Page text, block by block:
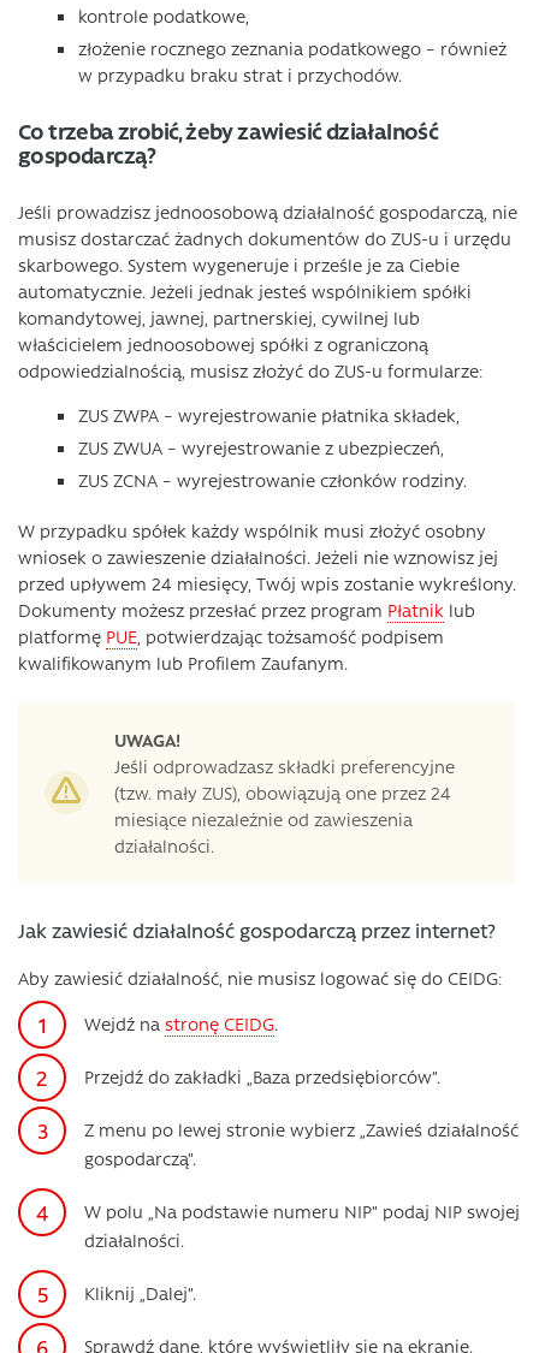
kontrole podatkowe,
złożenie rocznego zeznania podatkowego – również
w przypadku braku strat i przychodów.
Co trzeba zrobić, żeby zawiesić działalność
gospodarczą?
Jeśli prowadzisz jednoosobową działalność gospodarczą, nie
musisz dostarczać żadnych dokumentów do ZUS-u i urzędu
skarbowego. System wygeneruje i prześle je za Ciebie
automatycznie. Jeżeli jednak jesteś wspólnikiem spółki
komandytowej, jawnej, partnerskiej, cywilnej lub
właścicielem jednoosobowej spółki z ograniczoną
odpowiedzialnością, musisz złożyć do ZUS-u formularze:
ZUS ZWPA – wyrejestrowanie płatnika składek,
ZUS ZWUA – wyrejestrowanie z ubezpieczeń,
ZUS ZCNA – wyrejestrowanie członków rodziny.
W przypadku spółek każdy wspólnik musi złożyć osobny
wniosek o zawieszenie działalności. Jeżeli nie wznowisz jej
przed upływem 24 miesięcy, Twój wpis zostanie wykreślony.
Dokumenty możesz przesłać przez program Płatnik lub
platformę PUE, potwierdzając tożsamość podpisem
kwalifikowanym lub Profilem Zaufanym.
UWAGA!
Jeśli odprowadzasz składki preferencyjne
(tzw. mały ZUS), obowiązują one przez 24
miesiące niezależnie od zawieszenia
działalności.
Jak zawiesić działalność gospodarczą przez internet?
Aby zawiesić działalność, nie musisz logować się do CEIDG:
Wejdź na stronę CEIDG.
Przejdź do zakładki „Baza przedsiębiorców”.
Z menu po lewej stronie wybierz „Zawieś działalność
gospodarczą”.
W polu „Na podstawie numeru NIP” podaj NIP swojej
działalności.
Kliknij „Dalej”.
Sprawdź dane, które wyświetliły się na ekranie.